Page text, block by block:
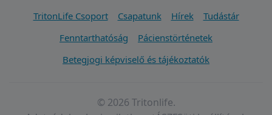
TritonLife Csoport Csapatunk Hírek
Tudástár
Fenntarthatóság
Pácienstörténetek
Betegjogi képviselő és tájékoztatók
© 2026 Tritonlife.